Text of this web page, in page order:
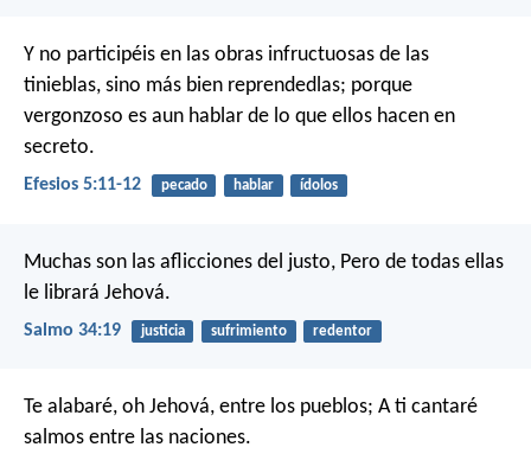
Y no participéis en las obras infructuosas de las
tinieblas, sino más bien reprendedlas; porque
vergonzoso es aun hablar de lo que ellos hacen en
secreto.
Efesios 5:11-12 pecado hablar ídolos
Muchas son las aflicciones del justo, Pero de todas ellas
le librará Jehová.
Salmo 34:19 justicia sufrimiento redentor
Te alabaré, oh Jehová, entre los pueblos; A ti cantaré
salmos entre las naciones.